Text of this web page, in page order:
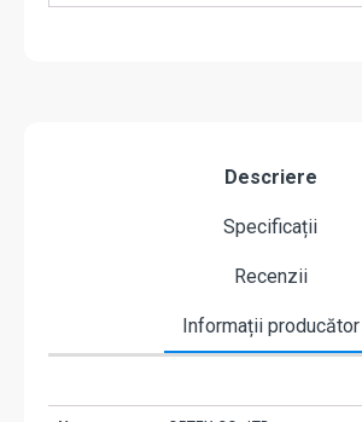
Descriere
Specificații
Recenzii
Informații producător